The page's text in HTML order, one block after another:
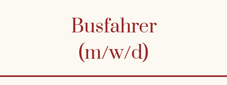
Busfahrer
(m/w/d)